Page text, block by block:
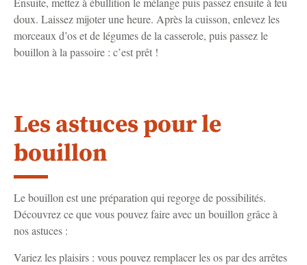
doux. Laissez mijoter une heure. Après la cuisson, enlevez les
morceaux d’os et de légumes de la casserole, puis passez le
bouillon à la passoire : c’est prêt !
Les astuces pour le
bouillon
Le bouillon est une préparation qui regorge de possibilités.
Découvrez ce que vous pouvez faire avec un bouillon grâce à
nos astuces :
Variez les plaisirs : vous pouvez remplacer les os par des arrêtes